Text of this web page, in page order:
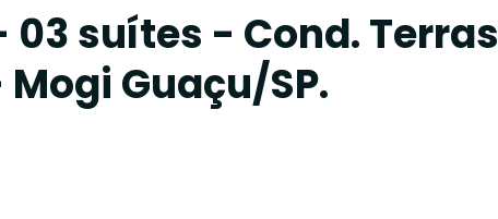
03 suítes - Cond. Terras
Guaçu/SP.